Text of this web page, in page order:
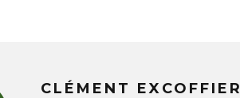
CLÉMENT EXCOFFIER